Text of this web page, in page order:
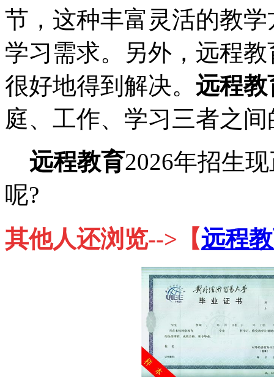
节，这种丰富灵活的教
学习需求。另外，远程
很好地得到解决。 远程教
庭、工作、学习三者之
远程教育2026年招生
呢?
其他人还浏览-->【远程